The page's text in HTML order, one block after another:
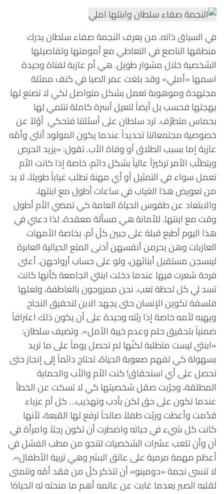
في السياق ذاته، من يعرف النجمة صفاء سلطان يدرك
منطقها الناصع في التعاطي مع أمومتها وتفاصيلها
الشخصية خلال مشوار طويل. هي أم عازبة لفتاة وحيدة
اسمها «أملي» وقد بلغت عمر الصبا في كنف ممثلة
مجتهدة وموهوبة تعمل بشكل متواصل لكي لا تصنع لها
بهجتها فحسب بل أيضاً لتعيل أسرة كاملة تنتمي لها
بحماس متطرّف. ترد سلطان على أسئلتنا فتحكي أوّلاً عن
خصوصية مجتمعاتنا تحديداً عندما يكون المولود أنثى وأمّه
عازبة إما بسبب الطلاق أو وفاة الأب. تقول: «يزيد الحرص
ويتطلّب الأمر تركيزاً عالياً بشكل دائم، خاصة إذا كانت الأم
تعمل سواء في التمثيل أو أي مهنة تطلب غياباً طويلاً، لا بد
من تعويض هذا الغياب في ساعات أطول مع ابنتها،
والابتعاد عن طقوس الحياة العامة كي تمضي الأم أطول
وقت مع ابنتها. للأمانة هي مسألة معقدة، لذا دعني في
هذا اليوم أطبع قبلة على جبين كلّ أم، بخاصة الأمهات
العازبات وهن يحرمن أنفسهن أدنى المتع الحياتية العابرة
لينسجن مستقبل أبنائهن، ولو على حساب أرواحهن. أعتى
فرحة شعرت فيها عندما دخلت ابنتي الجامعة كأنها كانت
تسد لي كل لحظة تعب. نحن ممزوجون بالعاطفة، ولعلها
فلسفة تكوين الإنسان حتى يجهد الابن لتحقيق النجاح
ويهبه لأمه خاصة إذا ربّته وحيدة على أن يكون ذلك اعترافاً
ضمنياً بتحقيق حلم وعدم خيبة الأمل». وتضيف سلطان:
«ابنتي ليست متطلبة لكنّها لم تحصل يوماً على ما تريد
بسهولة كي تفهم صعوبة الحياة، تحتاج دائماً إلى إنجاز حتى
تحصل على أي استحقاق! كنت الأم والأب والحماية
المطلقة، وجرّبت صقل شخصيتها كي لا تسكت عن الخطأ
عندما تكون على حق لكن بأدب وتهذيب… كل أم عزباء
قدّمت وأعطت وربّت طفلاً صالحاً ترفع لها القبعة، لأنها
كانت كل شيء في حياته واضطرت أن تكون رجلاً وامرأة في
آن وأن تلعب عشرات الشخصيات لتنجو من مطب الفشل في
أعظم مهمة مرمية على عاتق البشر وهي تربية الأطفال».
لا تنسى نجمة «دومينو» أن تتذكر كلّ من فقد أمّه وتتمنى
لقلبه الصبر بعدما غابت عن عالمه أهم ما منحته له الحياة!